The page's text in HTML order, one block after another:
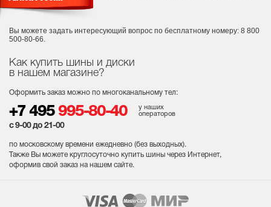
Как купить шины и диски
в нашем магазине?
Оформить заказ можно по многоканальному тел:
+7 495 995-80-40
у наших
операторов
с 9-00 до 21-00
по московскому времени ежедневно (без выходных).
Также Вы можете круглосуточно купить шины через Интернет,
оформив свой заказ на нашем сайте.
Вы можете задать интересующий вопрос по бесплатному номеру: 8 800
500-80-66.